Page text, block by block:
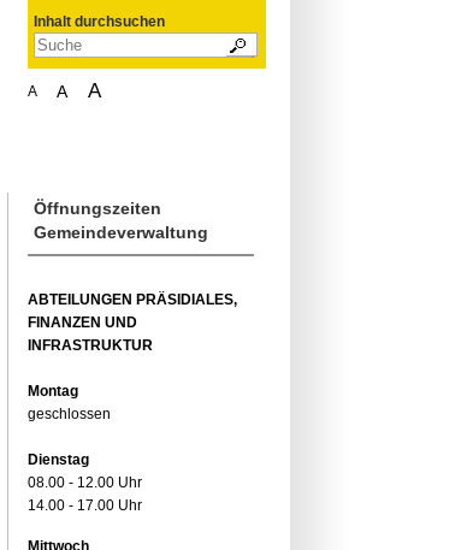
Inhalt durchsuchen
A A A
Öffnungszeiten
Gemeindeverwaltung
ABTEILUNGEN PRÄSIDIALES,
FINANZEN UND
INFRASTRUKTUR
Montag
geschlossen
Dienstag
08.00 - 12.00 Uhr
14.00 - 17.00 Uhr
Mittwoch